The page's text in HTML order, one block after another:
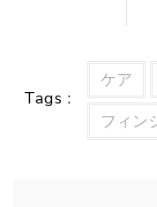
Tags :
ケア
フィン